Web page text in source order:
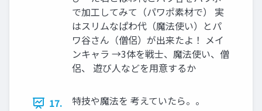
で加工してみて（パワポ素材で） 実
はスリムなぱわ代（魔法使い）とパ
ワ谷さん（僧侶）が出来たよ！ メイ
ンキャラ →3体を戦士、魔法使い、僧
侶、 遊び人などを用意するか
17. 特技や魔法を 考えていたら。。